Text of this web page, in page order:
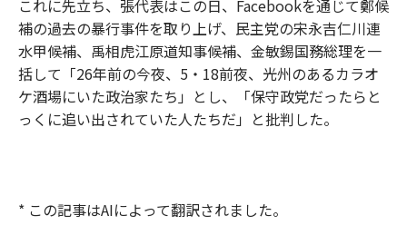
これに先立ち、張代表はこの日、Facebookを通じて鄭候
補の過去の暴行事件を取り上げ、民主党の宋永吉仁川連
水甲候補、禹相虎江原道知事候補、金敏錫国務総理を一
括して「26年前の今夜、5・18前夜、光州のあるカラオ
ケ酒場にいた政治家たち」とし、「保守政党だったらと
っくに追い出されていた人たちだ」と批判した。
* この記事はAIによって翻訳されました。